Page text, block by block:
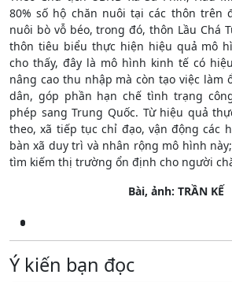
80% số hộ chăn nuôi tại các thôn trên
nuôi bò vỗ béo, trong đó, thôn Lầu Chá
thôn tiêu biểu thực hiện hiệu quả mô
cho thấy, đây là mô hình kinh tế có
nâng cao thu nhập mà còn tạo việc làm
dân, góp phần hạn chế tình trạng
phép sang Trung Quốc. Từ hiệu quả
theo, xã tiếp tục chỉ đạo, vận động các
bàn xã duy trì và nhân rộng mô hình
tìm kiếm thị trường ổn định cho người
Bài, ảnh: TRẦN KẾ
Ý kiến bạn đọc